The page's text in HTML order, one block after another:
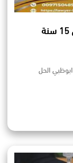
محامي تجاري في ابوظبي | أكثر من 15 سنة
الحل